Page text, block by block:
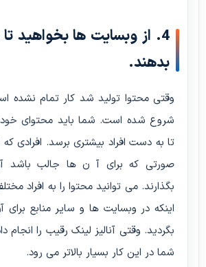
4. از وبسایت ها بخواهید
بدهند.
وقتی محتوا تولید شد کار تمام نشده
شروع شده است. شما باید محتوای خود
تا به دست افراد بیشتری برسد. افرادی که
صورتی که برای آ ن ها جالب باشد
بگذارند. می توانید محتوا را به افراد
اینکه در وبسایت ها و سایر منابع برای
بگردید. وقتی آنالیز لینک رقیب را انجام
شما در این کار بسیار بالاتر می رود.